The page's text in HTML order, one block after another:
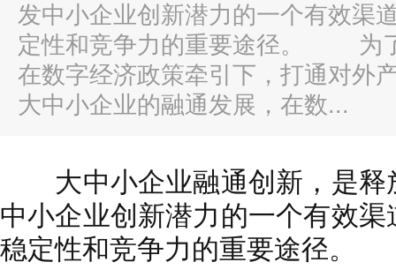
发中小企业创新潜力的一个有效渠
定性和竞争力的重要途径。 为
在数字经济政策牵引下，打通对外
大中小企业的融通发展，在数...
大中小企业融通创新，是释
中小企业创新潜力的一个有效
稳定性和竞争力的重要途径。